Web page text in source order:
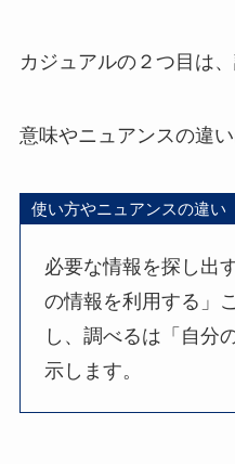
カジュアルの２つ目は、
意味やニュアンスの違い
使い方やニュアンスの違い
必要な情報を探し出
の情報を利用する」
し、調べるは「自分
示します。